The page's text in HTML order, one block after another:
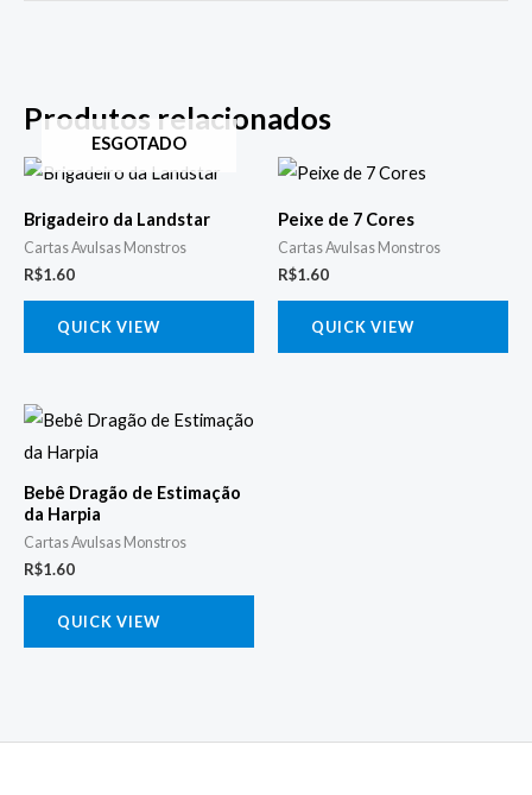
Produtos relacionados
ESGOTADO
Brigadeiro da Landstar
Cartas Avulsas Monstros
R$1.60
QUICK VIEW
Peixe de 7 Cores
Cartas Avulsas Monstros
R$1.60
QUICK VIEW
Bebê Dragão de Estimação
da Harpia
Cartas Avulsas Monstros
R$1.60
QUICK VIEW